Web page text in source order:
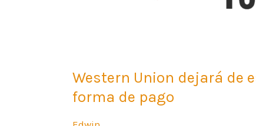
Western Union dejará de
forma de pago